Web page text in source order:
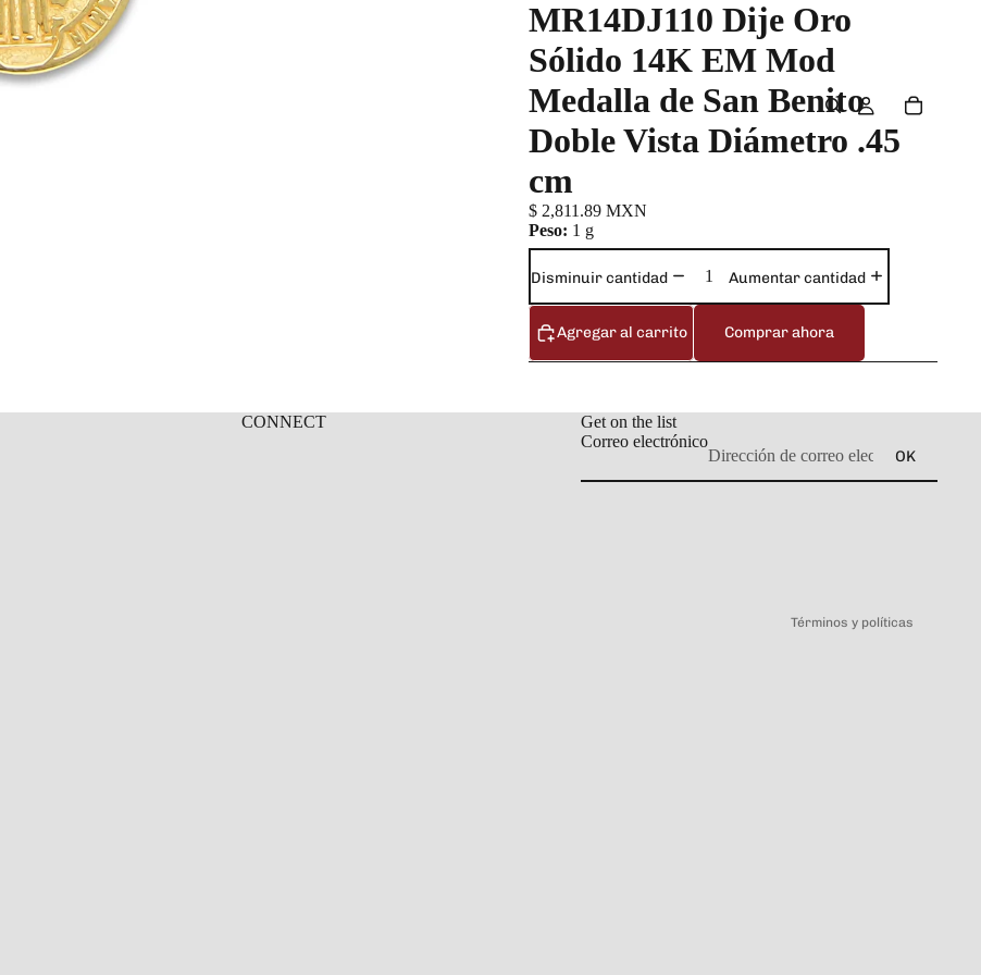
MR14DJ110 Dije Oro
Sólido 14K EM Mod
Medalla de San Benito
Doble Vista Diámetro .45
cm
$ 2,811.89 MXN
Peso: 1 g
Disminuir cantidad Aumentar cantidad
Agregar al carrito Comprar ahora
CONNECT
Get on the list
Correo electrónico
OK
Términos y políticas